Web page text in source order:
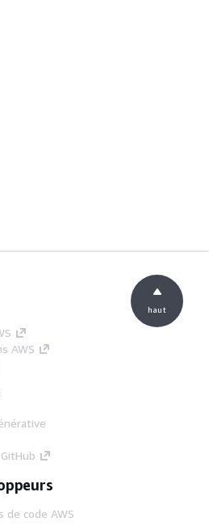
AWS
de code AWS
haut